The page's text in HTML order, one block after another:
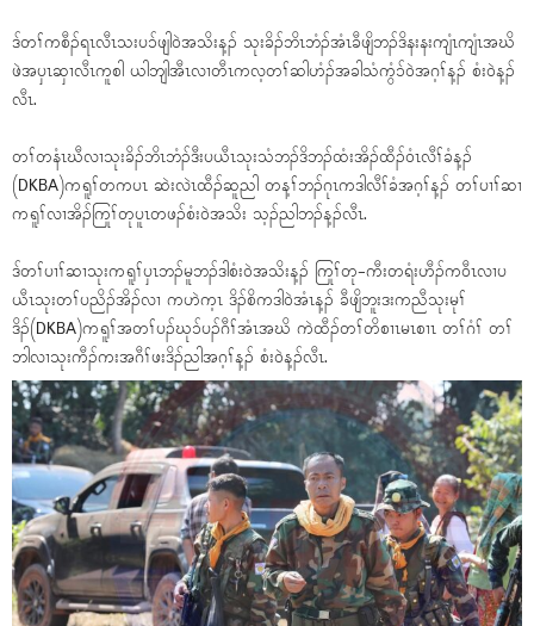
ဒ်တၢ်ကစီၣ်ရၤလီၤသးပၥ်ဖျါဝဲအသိးန့ၣ် သုးခိၣ်ဘိၤဘံၣ်အံၤခီဖျိဘၣ်ဒိနးနးကျံၤကျံၤအဃိ
ဖဲအပှၤဆှၢလီၤကူစါ ယါဘျါအီၤလၢတီၤကလ့တၢ်ဆါဟံၣ်အခါသံကွံၥ်ဝဲအဂ့ၢ်န့ၣ် စံး၀ဲန့ၣ်
လီၤ.
တၢ်တနံၤဃီလၢသုးခိၣ်ဘိၤဘံၣ်ဒီးပယီၤသုးသံဘၣ်ဒိဘၣ်ထံးအိၣ်ထီၣ်ဝံၤလီၢ်ခံန့ၣ်
(DKBA)ကရူၢ်တကပၤ ဆဲးလဲၤထီၣ်ဆူညါ တန့ၢ်ဘၣ်ဂုၤကဒါလီၢ်ခံအဂ့ၢ်န့ၣ် တၢ်ပၢၢ်ဆၢ
ကရူၢ်လၢအိၣ်ကြုၢ်တုပူၤတဖၣ်စံးဝဲအသိး သ့ၣ်ညါဘၣ်န့ၣ်လီၤ.
ဒ်တၢ်ပၢၢ်ဆၢသုးကရူၢ်ပှၤဘၣ်မူဘၣ်ဒါစံးဝဲအသိးန့ၣ် ကြုၢ်တု-ကီးတရံးဟီၣ်က၀ီၤလၢပ
ယီၤသုးတၢ်ပညိၣ်အိၣ်လၢ ကဟဲက့ၤ ဒိၣ်စိကဒါဝဲအံၤန့ၣ် ခီဖျိဘူးဒးကညီသုးမုၢ်
ဒိၣ်(DKBA)ကရူၢ်အတၢ်ပၣ်ဃုၥ်ပၣ်ဂီၢ်အံၤအဃိ ကဲထီၣ်တၢ်တိစၢၤမၤစၢၤ တၢ်ဂံၢ် တၢ်
ဘါလၢသုးကီၣ်ကးအဂီၢ်ဖးဒိၣ်ညါအဂ့ၢ်န့ၣ် စံးဝဲန့ၣ်လီၤ.